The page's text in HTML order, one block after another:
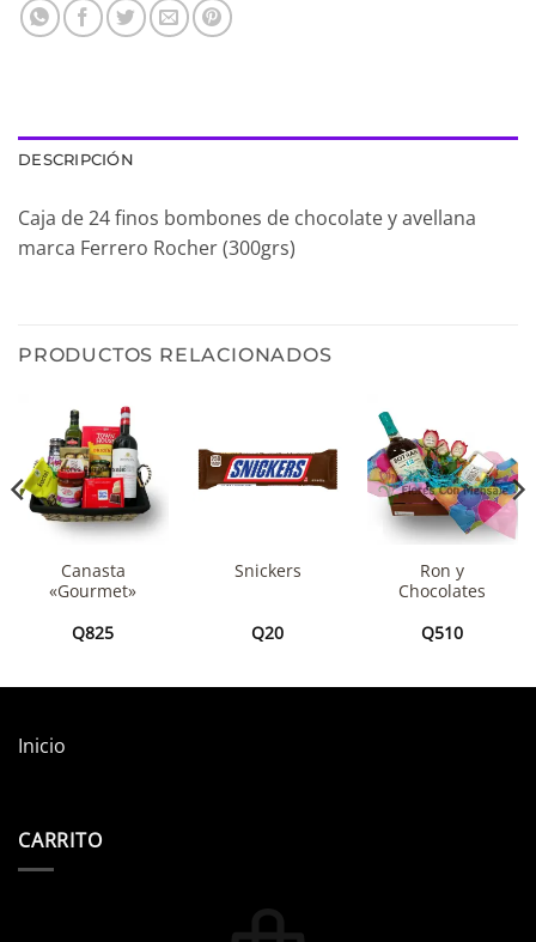
DESCRIPCIÓN
Caja de 24 finos bombones de chocolate y avellana
marca Ferrero Rocher (300grs)
PRODUCTOS RELACIONADOS
Canasta
«Gourmet»
Q825
Snickers
Q20
Ron y
Chocolates
Q510
Inicio
CARRITO